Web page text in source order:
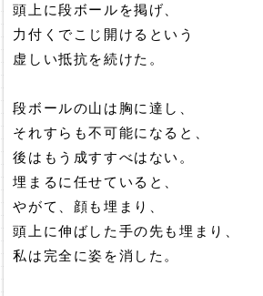
頭上に段ボールを掲げ、
力付くでこじ開けるという
虚しい抵抗を続けた。
段ボールの山は胸に達し、
それすらも不可能になると、
後はもう成すすべはない。
埋まるに任せていると、
やがて、顔も埋まり、
頭上に伸ばした手の先も埋まり、
私は完全に姿を消した。